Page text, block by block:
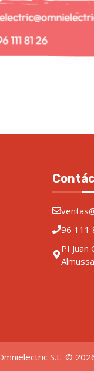
96 111
PI Juan
S.L. ©